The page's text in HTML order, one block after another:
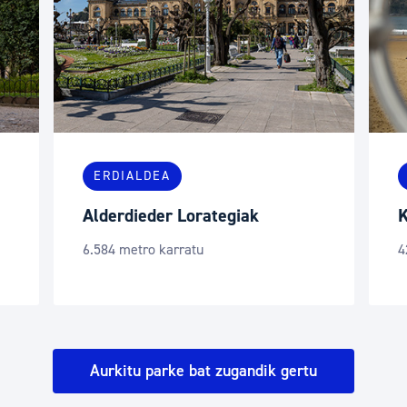
ERDIALDEA
Kontxa pasealekua
42.000 metro karratu
Aurkitu parke bat zugandik gertu